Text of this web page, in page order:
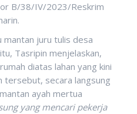
B/38/IV/2023/Reskrim
mantan juru tulis desa
Tasripin menjelaskan,
diatas lahan yang kini
tersebut, secara langsung
ayah mertua
yang mencari pekerja